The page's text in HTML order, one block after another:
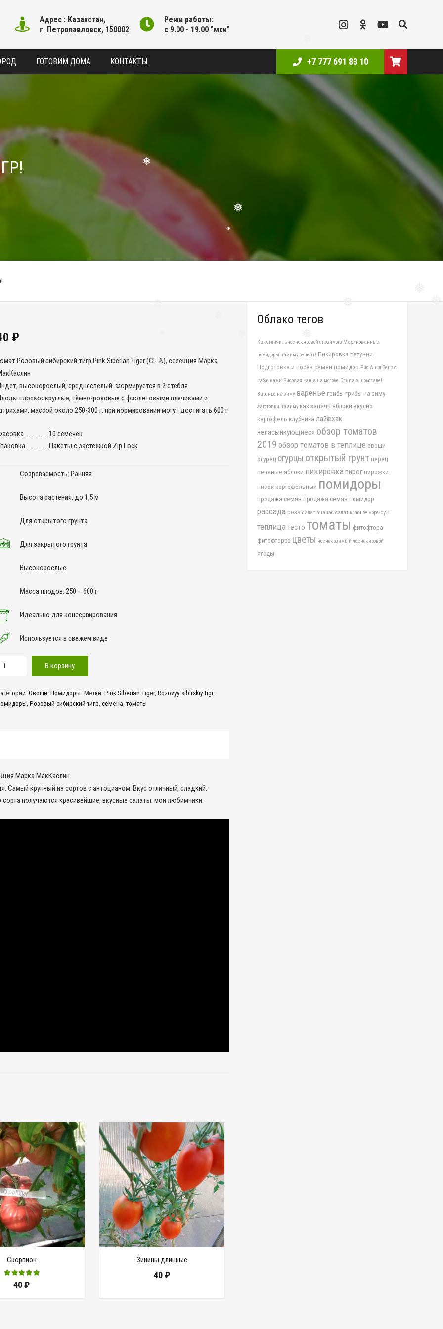
❅
❅
❅
❅
❅
Адрес : Казахстан,
г. Петропавловск, 150002
Режи работы:
с 9.00 - 19.00 "мск"
ГОТОВИМ ДОМА КОНТАКТЫ +7 777 691 83 10
₽
Розовый сибирский тигр Pink Siberian Tiger (США), селекция Марка
высокорослый, среднеспелый. Формируется в 2 стебля.
плоскоокруглые, тёмно-розовые с фиолетовыми плечиками и
массой около 250-300 г, при нормировании могут достигать 600 г
семечек
с застежкой Zip Lock
Созреваемость: Ранняя
Высота растения: до 1,5 м
Для открытого грунта
Для закрытого грунта
Высокорослые
Масса плодов: 250 – 600 г
Идеально для консервирования
Используется в свежем виде
В корзину
Овощи Помидоры Метки:Pink Siberian Tiger,Rozovyy sibirskiy tigr,
Розовый сибирский тигр семена томаты
Марка МакКаслин
Самый крупный из сортов с антоцианом. Вкус отличный, сладкий.
получаются красивейшие, вкусные салаты. мои любимчики.
Скорпион
40₽
Зинины длинные
40₽
Облако тегов
Как отличить чеснок яровой от озимого Маринованные
помидоры на зиму рецепт! Пикировка петунии
Подготовка и посев семян помидор Рис Анкл Бенс с
кабачками Рисовая каша на молоке Слива в шоколаде!
Варенье на зиму варенье грибы грибы на зиму
заготовки на зиму как запечь яблоки вкусно
картофель клубника лайфхак
непасынкующиеся обзор томатов
2019 обзор томатов в теплице овощи
огурец огурцы открытый грунт перец
печеные яблоки пикировкапирог пирожки
пирок картофельный помидоры
продажа семян продажа семян помидор
рассада роза салат ананас салат красное море суп
теплицатесто томаты фитофтора
фитофтороз цветы чеснок озимый чеснок яровой
ягоды